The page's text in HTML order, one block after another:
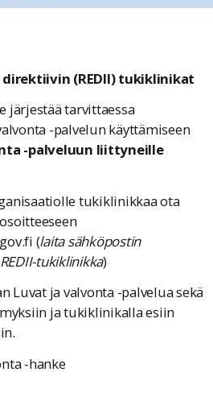
(REDII) tukiklinikat
järjestää tarvittaessa
-palvelun käyttämiseen
-palveluun liittyneille
tukiklinikkaa ota
(laita sähköpostin
tukiklinikka)
Luvat ja valvonta -palvelua sekä
ja tukiklinikalla esiin
-hanke